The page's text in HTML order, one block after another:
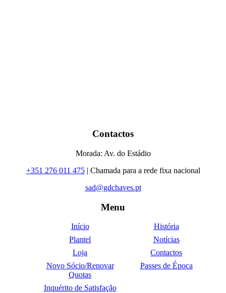
Contactos
Morada: Av. do Estádio
+351 276 011 475| Chamada para a rede fixa nacional
sad@gdchaves.pt
Menu
Início
História
Plantel
Notícias
Loja
Contactos
Novo Sócio/Renovar
Quotas
Passes de Época
Inquérito de Satisfação